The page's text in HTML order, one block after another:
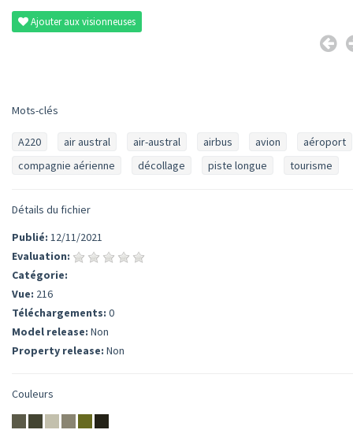
Ajouter aux visionneuses
Mots-clés
A220 air austral air-austral airbus avion
aéroport
compagnie aérienne
décollage piste longue tourisme
Détails du fichier
Publié: 12/11/2021
Evaluation:
Catégorie:
Vue: 216
Téléchargements: 0
Model release: Non
Property release: Non
Couleurs